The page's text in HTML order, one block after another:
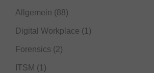
Allgemein (88)
Digital Workplace (1)
Forensics (2)
ITSM (1)